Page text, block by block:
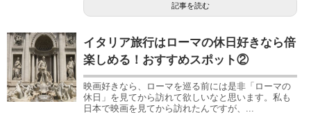
記事を読む
イタリア旅行はローマの休日好きなら倍
楽しめる！おすすめスポット②
映画好きなら、ローマを巡る前には是非「ローマの
休日」を見てから訪れて欲しいなと思います。私も
日本で映画を見てから訪れたんですが、...